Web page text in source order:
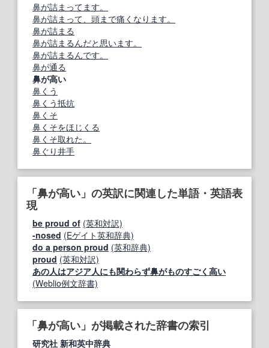
鼻が詰まってます。
鼻が詰まって、頭まで痛くなります。
鼻が詰まる
鼻が詰まるんだと思います。
鼻が詰まるんです。
鼻が通る
鼻が高い
鼻くう
鼻くう抵抗
鼻くそ
鼻くそをほじくる
鼻くそ取れた。
鼻ぐり井手
「鼻が高い」の英訳に関連した単語・英語表
現
be proud of (英和対訳)
-nosed (Eゲイト英和辞典)
do a person proud (英和辞典)
proud (英和対訳)
あの人はアジア人にも関わらず鼻がものすごく高い
(Weblio例文辞書)
「鼻が高い」が掲載された辞書の索引
研究社 新和英中辞典